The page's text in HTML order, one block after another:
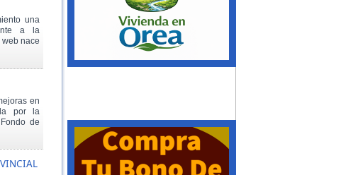
una
a la
nace
en
por la
de